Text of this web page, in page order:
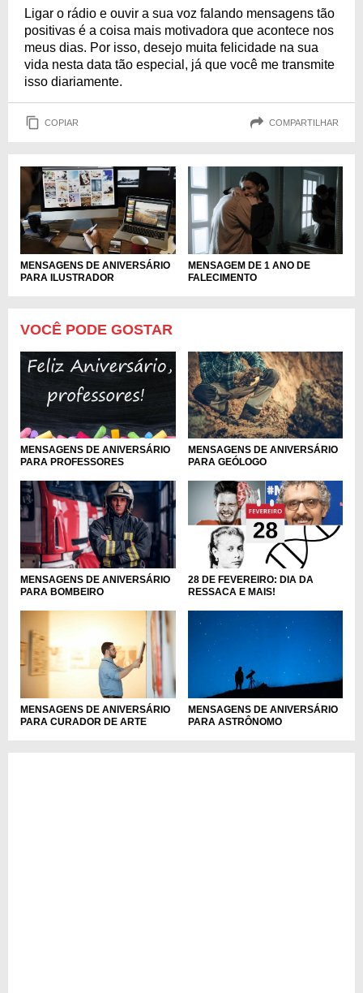
Ligar o rádio e ouvir a sua voz falando mensagens tão
positivas é a coisa mais motivadora que acontece nos
meus dias. Por isso, desejo muita felicidade na sua
vida nesta data tão especial, já que você me transmite
isso diariamente.
COPIAR COMPARTILHAR
MENSAGENS DE ANIVERSÁRIO
PARA ILUSTRADOR
MENSAGEM DE 1 ANO DE
FALECIMENTO
VOCÊ PODE GOSTAR
MENSAGENS DE ANIVERSÁRIO
PARA PROFESSORES
MENSAGENS DE ANIVERSÁRIO
PARA GEÓLOGO
MENSAGENS DE ANIVERSÁRIO
PARA BOMBEIRO
28 DE FEVEREIRO: DIA DA
RESSACA E MAIS!
MENSAGENS DE ANIVERSÁRIO
PARA CURADOR DE ARTE
MENSAGENS DE ANIVERSÁRIO
PARA ASTRÔNOMO